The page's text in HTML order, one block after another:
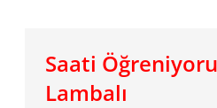
Saati
Lambalı